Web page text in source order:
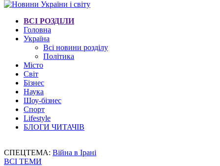
ВСІ РОЗДІЛИ
Головна
Україна
Всі новини розділу
Політика
Місто
Світ
Бізнес
Наука
Шоу-бізнес
Спорт
Lifestyle
БЛОГИ ЧИТАЧІВ
СПЕЦТЕМА: Війна в Ірані
ВСІ ТЕМИ